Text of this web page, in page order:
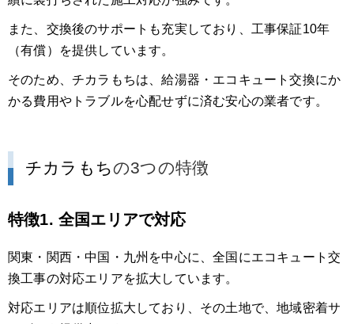
また、交換後のサポートも充実しており、工事保証10年
（有償）を提供しています。
そのため、チカラもちは、給湯器・エコキュート交換にか
かる費用やトラブルを心配せずに済む安心の業者です。
チカラもちの3つの特徴
特徴1. 全国エリアで対応
関東・関西・中国・九州を中心に、全国にエコキュート交
換工事の対応エリアを拡大しています。
対応エリアは順位拡大しており、その土地で、地域密着サ